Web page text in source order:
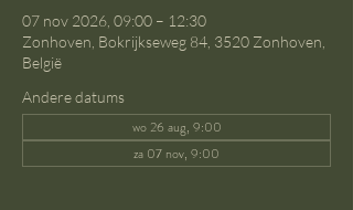
07 nov 2026, 09:00 – 12:30
Zonhoven, Bokrijkseweg 84, 3520 Zonhoven,
België
Andere datums
wo 26 aug, 9:00
za 07 nov, 9:00